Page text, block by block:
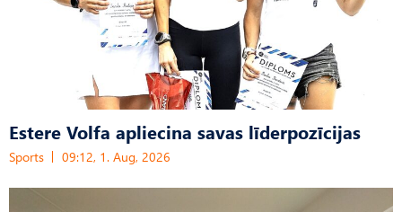
Estere Volfa apliecina savas līderpozīcijas
Sports 09:12, 1. Aug, 2026